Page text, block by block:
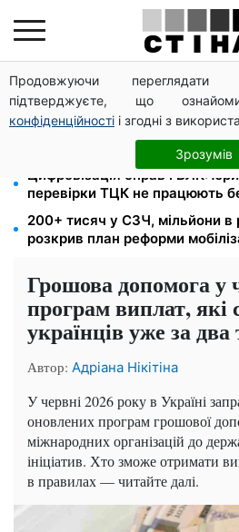
Продовжуючи переглядати
підтверджуєте, що
конфіденційності і згодні з
Зрозумів
172 940 грн захистять житло
комуналку: з жовтня поріг —
8 451 грн замість пакунка
пояснив, як отримати гроші
Цифровізація справ і ВЛК:
перевірки ТЦК не працюють
200+ тисяч у СЗЧ, мільйони
розкрив план реформи
Грошова допомога у
програм виплат, які
українців уже за
Автор: Адріана Нікітіна
У червні 2026 року в Україні
оновлених програм грошової
міжнародних організацій до
ініціатив. Хто зможе отримати
в правилах — читайте далі.